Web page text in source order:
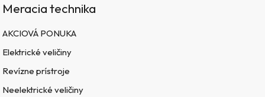
Meracia technika
AKCIOVÁ PONUKA
Elektrické veličiny
Revízne prístroje
Neelektrické veličiny